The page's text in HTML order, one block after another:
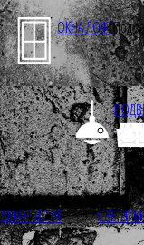
ОКНА ЛОФТПод
ДЕКОР ЛОФТ